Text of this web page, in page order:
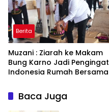
Berita
Muzani : Ziarah ke Makam
Bung Karno Jadi Pengingat
Indonesia Rumah Bersama
Baca Juga